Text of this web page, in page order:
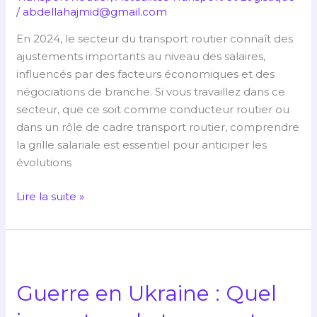
/ abdellahajmid@gmail.com
En 2024, le secteur du transport routier connaît des
ajustements importants au niveau des salaires,
influencés par des facteurs économiques et des
négociations de branche. Si vous travaillez dans ce
secteur, que ce soit comme conducteur routier ou
dans un rôle de cadre transport routier, comprendre
la grille salariale est essentiel pour anticiper les
évolutions
Lire la suite »
Guerre en Ukraine : Quel
Ukraine